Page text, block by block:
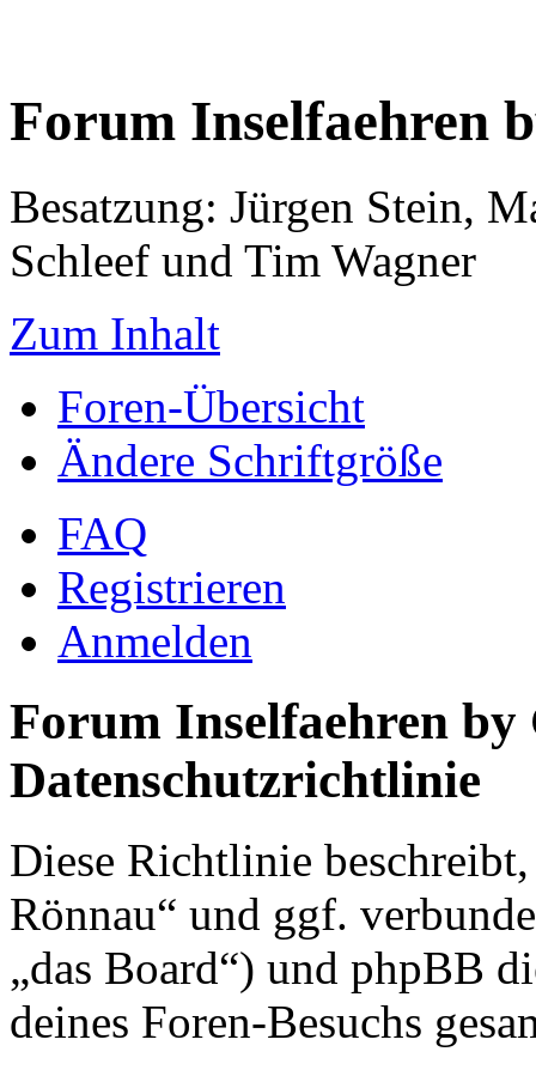
Forum Inselfaehren
Besatzung: Jürgen Stein,
Schleef und Tim Wagner
Zum Inhalt
Foren-Übersicht
Ändere Schriftgröße
FAQ
Registrieren
Anmelden
Forum Inselfaehren by
Datenschutzrichtlinie
Diese Richtlinie
Rönnau“ und ggf.
„das Board“) und phpBB
deines Foren-Besuchs